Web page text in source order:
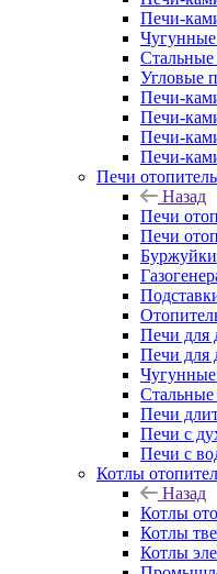
Печи-
Угловые
Печи-
Печи-
Печи-
Печи-
Печи
Назад
Печи
Печи
Буржуйки
Печи для
Печи для
Стальные
Печи
Печи с
Печи с
Котлы
Назад
Котлы
Котлы
Котлы